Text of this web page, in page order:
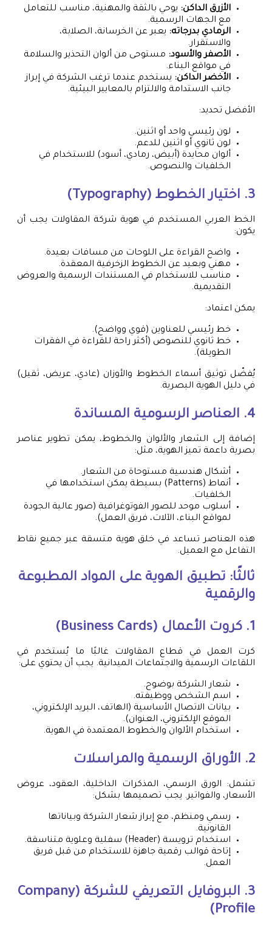
الأزرق الداكن: يوحي بالثقة والمهنية، مناسب للتعامل
مع الجهات الرسمية.
الرمادي بدرجاته: يعبر عن الخرسانة، الصلابة،
والاستقرار.
الأصفر والأسود: مستوحى من ألوان التحذير والسلامة
في مواقع البناء.
الأخضر الداكن: يستخدم عندما ترغب الشركة في إبراز
جانب الاستدامة والالتزام بالمعايير البيئية.
الأفضل تحديد:
لون رئيسي واحد أو اثنين.
لون ثانوي أو اثنين للدعم.
ألوان محايدة (أبيض، رمادي، أسود) للاستخدام في
الخلفيات والنصوص.
3. اختيار الخطوط (Typography)
الخط العربي المستخدم في هوية شركة المقاولات يجب أن
يكون:
واضح القراءة على اللوحات من مسافات بعيدة.
مهني وبعيد عن الخطوط الزخرفية المعقدة.
مناسب للاستخدام في المستندات الرسمية والعروض
التقديمية.
يمكن اعتماد:
خط رئيسي للعناوين (قوي وواضح).
خط ثانوي للنصوص (أكثر راحة للقراءة في الفقرات
الطويلة).
يُفضّل توثيق أسماء الخطوط والأوزان (عادي، عريض، ثقيل)
في دليل الهوية البصرية.
4. العناصر الرسومية المساندة
إضافة إلى الشعار والألوان والخطوط، يمكن تطوير عناصر
بصرية داعمة تميز الهوية، مثل:
أشكال هندسية مستوحاة من الشعار.
أنماط (Patterns) بسيطة يمكن استخدامها في
الخلفيات.
أسلوب موحد للصور الفوتوغرافية (صور عالية الجودة
لمواقع البناء، الآلات، فريق العمل).
هذه العناصر تساعد في خلق هوية متسقة عبر جميع نقاط
التفاعل مع العميل.
ثالثًا: تطبيق الهوية على المواد المطبوعة
والرقمية
1. كروت الأعمال (Business Cards)
كرت العمل في قطاع المقاولات غالبًا ما يُستخدم في
اللقاءات الرسمية والاجتماعات الميدانية. يجب أن يحتوي على:
شعار الشركة بوضوح.
اسم الشخص ووظيفته.
بيانات الاتصال الأساسية (الهاتف، البريد الإلكتروني،
الموقع الإلكتروني، العنوان).
استخدام الألوان والخطوط المعتمدة في الهوية.
2. الأوراق الرسمية والمراسلات
تشمل: الورق الرسمي، المذكرات الداخلية، العقود، عروض
الأسعار، والفواتير. يجب تصميمها بشكل:
رسمي ومنظم، مع إبراز شعار الشركة وبياناتها
القانونية.
استخدام ترويسة (Header) سفلية وعلوية متناسقة.
إتاحة قوالب رقمية جاهزة للاستخدام من قبل فريق
العمل.
3. البروفايل التعريفي للشركة (Company
Profile)